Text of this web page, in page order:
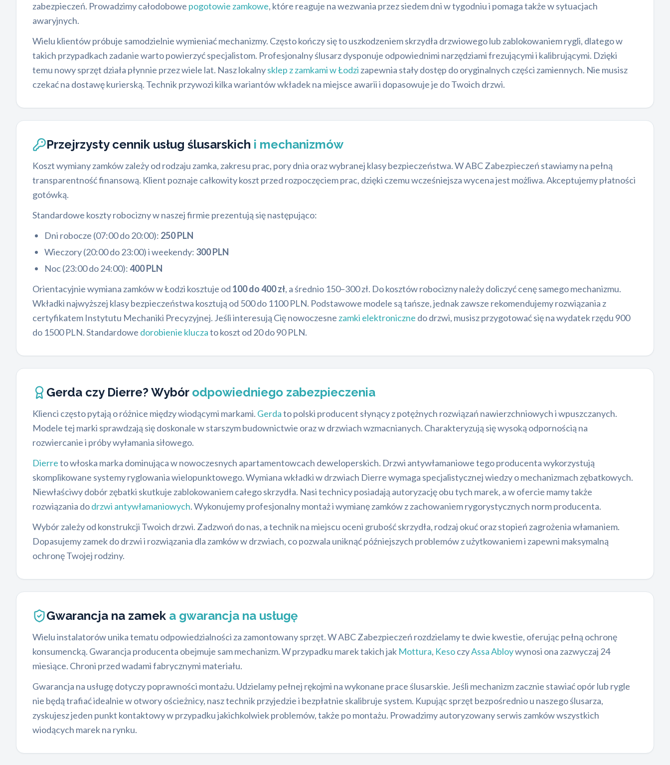
zabezpieczeń. Prowadzimy całodobowe pogotowie zamkowe, które reaguje na wezwania przez siedem dni w tygodniu i pomaga także w sytuacjach
awaryjnych.
Wielu klientów próbuje samodzielnie wymieniać mechanizmy. Często kończy się to uszkodzeniem skrzydła drzwiowego lub zablokowaniem rygli, dlatego w
takich przypadkach zadanie warto powierzyć specjalistom. Profesjonalny ślusarz dysponuje odpowiednimi narzędziami frezującymi i kalibrującymi. Dzięki
temu nowy sprzęt działa płynnie przez wiele lat. Nasz lokalnysklep z zamkami w Łodzi zapewnia stały dostęp do oryginalnych części zamiennych. Nie musisz
czekać na dostawę kurierską. Technik przywozi kilka wariantów wkładek na miejsce awarii i dopasowuje je do Twoich drzwi.
Przejrzysty cennik usług ślusarskich i mechanizmów
Koszt wymiany zamków zależy od rodzaju zamka, zakresu prac, pory dnia oraz wybranej klasy bezpieczeństwa. W ABC Zabezpieczeń stawiamy na pełną
transparentność finansową. Klient poznaje całkowity koszt przed rozpoczęciem prac, dzięki czemu wcześniejsza wycena jest możliwa. Akceptujemy płatności
gotówką.
Standardowe koszty robocizny w naszej firmie prezentują się następująco:
Dni robocze (07:00 do 20:00): 250 PLN
Wieczory (20:00 do 23:00) i weekendy: 300 PLN
Noc (23:00 do 24:00):400 PLN
Orientacyjnie wymiana zamków w Łodzi kosztuje od 100 do 400 zł, a średnio 150–300 zł. Do kosztów robocizny należy doliczyć cenę samego mechanizmu.
Wkładki najwyższej klasy bezpieczeństwa kosztują od 500 do 1100 PLN. Podstawowe modele są tańsze, jednak zawsze rekomendujemy rozwiązania z
certyfikatem Instytutu Mechaniki Precyzyjnej. Jeśli interesują Cię nowoczesne zamki elektroniczne do drzwi, musisz przygotować się na wydatek rzędu 900
do 1500 PLN. Standardowe dorobienie kluczato koszt od 20 do 90 PLN.
Gerda czy Dierre? Wybór odpowiedniego zabezpieczenia
Klienci często pytają o różnice między wiodącymi markami. Gerdato polski producent słynący z potężnych rozwiązań nawierzchniowych i wpuszczanych.
Modele tej marki sprawdzają się doskonale w starszym budownictwie oraz w drzwiach wzmacnianych. Charakteryzują się wysoką odpornością na
rozwiercanie i próby wyłamania siłowego.
Dierreto włoska marka dominująca w nowoczesnych apartamentowcach deweloperskich. Drzwi antywłamaniowe tego producenta wykorzystują
skomplikowane systemy ryglowania wielopunktowego. Wymiana wkładki w drzwiach Dierre wymaga specjalistycznej wiedzy o mechanizmach zębatkowych.
Niewłaściwy dobór zębatki skutkuje zablokowaniem całego skrzydła. Nasi technicy posiadają autoryzację obu tych marek, a w ofercie mamy także
rozwiązania dodrzwi antywłamaniowych. Wykonujemy profesjonalny montaż i wymianę zamków z zachowaniem rygorystycznych norm producenta.
Wybór zależy od konstrukcji Twoich drzwi. Zadzwoń do nas, a technik na miejscu oceni grubość skrzydła, rodzaj okuć oraz stopień zagrożenia włamaniem.
Dopasujemy zamek do drzwi i rozwiązania dla zamków w drzwiach, co pozwala uniknąć późniejszych problemów z użytkowaniem i zapewni maksymalną
ochronę Twojej rodziny.
Gwarancja na zamek a gwarancja na usługę
Wielu instalatorów unika tematu odpowiedzialności za zamontowany sprzęt. W ABC Zabezpieczeń rozdzielamy te dwie kwestie, oferując pełną ochronę
konsumencką. Gwarancja producenta obejmuje sam mechanizm. W przypadku marek takich jak Mottura, KesoczyAssa Abloywynosi ona zazwyczaj 24
miesiące. Chroni przed wadami fabrycznymi materiału.
Gwarancja na usługę dotyczy poprawności montażu. Udzielamy pełnej rękojmi na wykonane prace ślusarskie. Jeśli mechanizm zacznie stawiać opór lub rygle
nie będą trafiać idealnie w otwory ościeżnicy, nasz technik przyjedzie i bezpłatnie skalibruje system. Kupując sprzęt bezpośrednio u naszego ślusarza,
zyskujesz jeden punkt kontaktowy w przypadku jakichkolwiek problemów, także po montażu. Prowadzimy autoryzowany serwis zamków wszystkich
wiodących marek na rynku.